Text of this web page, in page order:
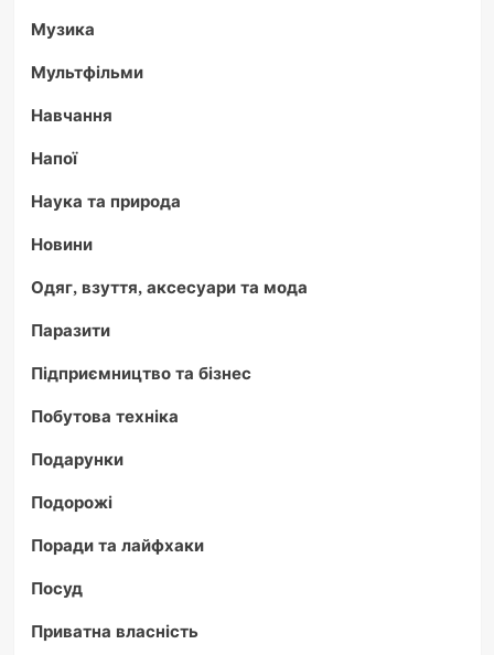
Музика
Мультфільми
Навчання
Напої
Наука та природа
Новини
Одяг, взуття, аксесуари та мода
Паразити
Підприємництво та бізнес
Побутова техніка
Подарунки
Подорожі
Поради та лайфхаки
Посуд
Приватна власність